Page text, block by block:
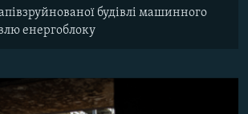
будівлі машинного
енергоблоку